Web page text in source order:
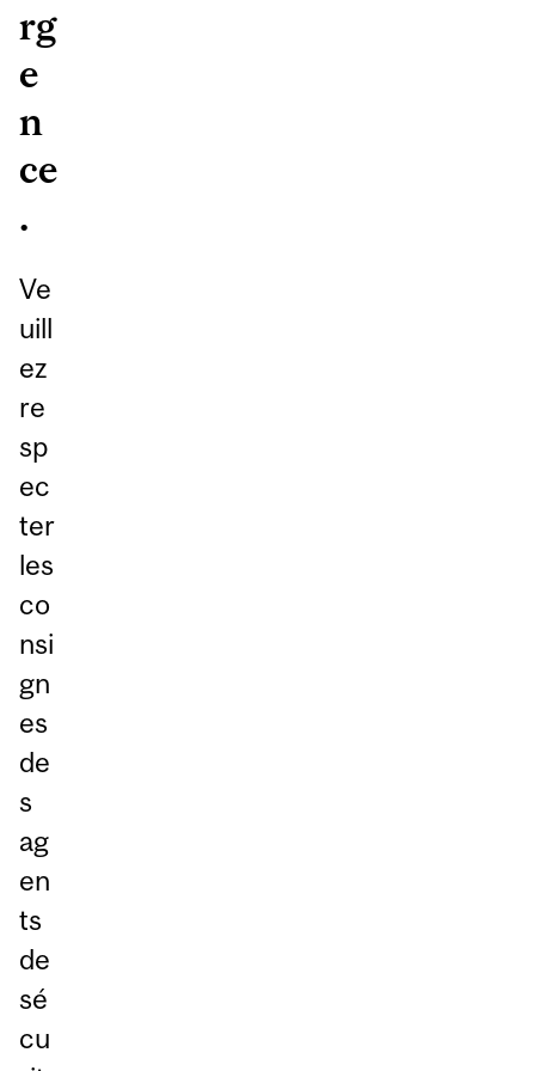
rg
e
n
ce
.
Ve
uill
ez
re
sp
ec
ter
les
co
nsi
gn
es
de
s
ag
en
ts
de
sé
cu